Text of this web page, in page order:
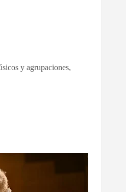
y agrupaciones,